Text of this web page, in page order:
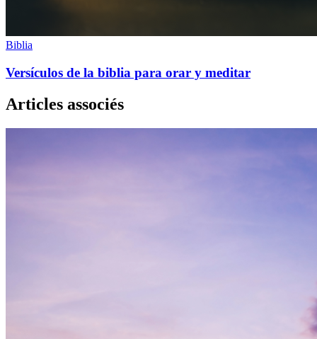
Biblia
Versículos de la biblia para orar y meditar
Articles associés